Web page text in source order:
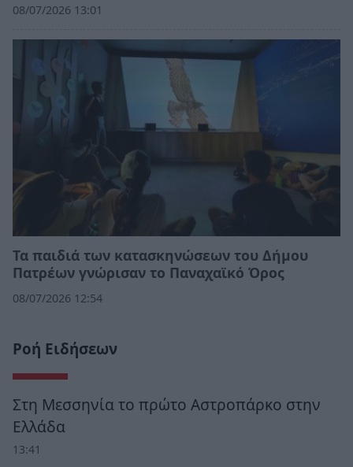
08/07/2026 13:01
Τα παιδιά των κατασκηνώσεων του Δήμου
Πατρέων γνώρισαν το Παναχαϊκό Όρος
08/07/2026 12:54
Ροή Ειδήσεων
Στη Μεσσηνία το πρώτο Αστροπάρκο στην
Ελλάδα
13:41